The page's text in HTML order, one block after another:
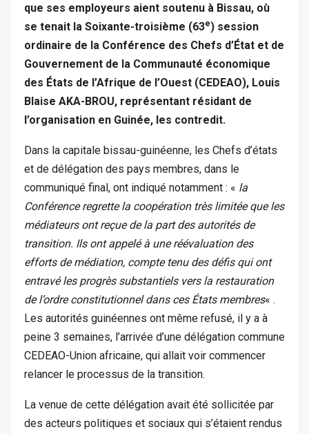
que ses employeurs aient soutenu à Bissau, où
se tenait la Soixante-troisième (63e) session
ordinaire de la Conférence des Chefs d’État et de
Gouvernement de la Communauté économique
des États de l’Afrique de l’Ouest (CEDEAO), Louis
Blaise AKA-BROU, représentant résidant de
l’organisation en Guinée, les contredit.
Dans la capitale bissau-guinéenne, les Chefs d’états
et de délégation des pays membres, dans le
communiqué final, ont indiqué notamment : « la
Conférence regrette la coopération très limitée que les
médiateurs ont reçue de la part des autorités de
transition. Ils ont appelé à une réévaluation des
efforts de médiation, compte tenu des défis qui ont
entravé les progrès substantiels vers la restauration
de l’ordre constitutionnel dans ces États membres« .
Les autorités guinéennes ont même refusé, il y a à
peine 3 semaines, l’arrivée d’une délégation commune
CEDEAO-Union africaine, qui allait voir commencer
relancer le processus de la transition.
La venue de cette délégation avait été sollicitée par
des acteurs politiques et sociaux qui s’étaient rendus